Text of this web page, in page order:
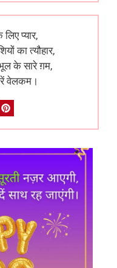
प्यार,
का त्यौहार,
के सारे ग़म,
वेलकम।